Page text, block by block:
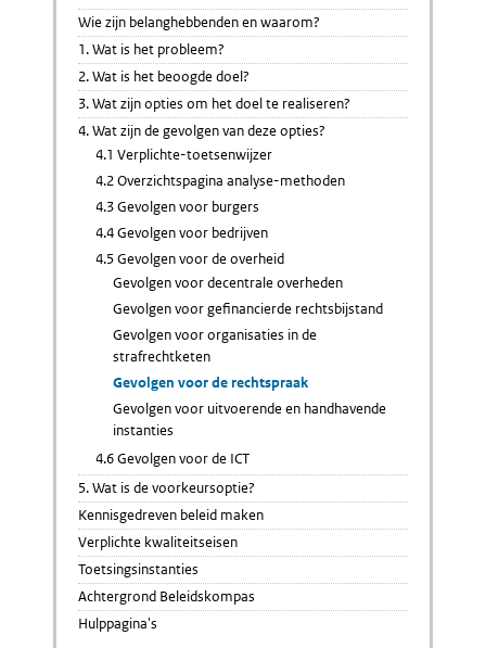
Wie zijn belanghebbenden en waarom?
1. Wat is het probleem?
2. Wat is het beoogde doel?
3. Wat zijn opties om het doel te realiseren?
4. Wat zijn de gevolgen van deze opties?
4.1 Verplichte-toetsenwijzer
4.2 Overzichtspagina analyse-methoden
4.3 Gevolgen voor burgers
4.4 Gevolgen voor bedrijven
4.5 Gevolgen voor de overheid
Gevolgen voor decentrale overheden
Gevolgen voor gefinancierde rechtsbijstand
Gevolgen voor organisaties in de
strafrechtketen
Gevolgen voor de rechtspraak
Gevolgen voor uitvoerende en handhavende
instanties
4.6 Gevolgen voor de ICT
5. Wat is de voorkeursoptie?
Kennisgedreven beleid maken
Verplichte kwaliteitseisen
Toetsingsinstanties
Achtergrond Beleidskompas
Hulppagina's